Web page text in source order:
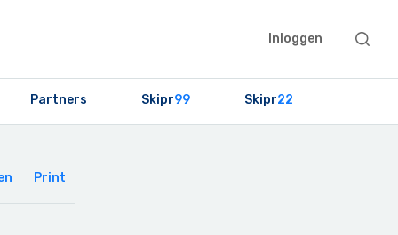
Inloggen
Search
Partners Skipr99 Skipr22
Print